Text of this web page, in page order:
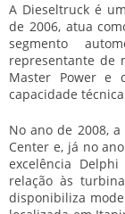
A Dieseltruck é
de 2006, atua
segmento
representante de
Master Power e
capacidade
No ano de 2008,
Center e, já no
excelência
relação às
disponibiliza